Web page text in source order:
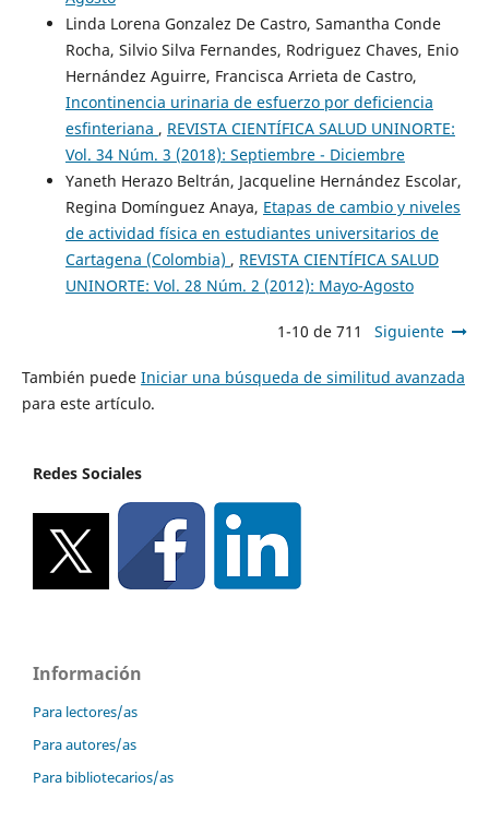
Linda Lorena Gonzalez De Castro, Samantha Conde
Rocha, Silvio Silva Fernandes, Rodriguez Chaves, Enio
Hernández Aguirre, Francisca Arrieta de Castro,
Incontinencia urinaria de esfuerzo por deficiencia
esfinteriana , REVISTA CIENTÍFICA SALUD UNINORTE:
Vol. 34 Núm. 3 (2018): Septiembre - Diciembre
Yaneth Herazo Beltrán, Jacqueline Hernández Escolar,
Regina Domínguez Anaya, Etapas de cambio y niveles
de actividad física en estudiantes universitarios de
Cartagena (Colombia) , REVISTA CIENTÍFICA SALUD
UNINORTE: Vol. 28 Núm. 2 (2012): Mayo-Agosto
1-10 de 711 Siguiente
También puede Iniciar una búsqueda de similitud avanzada
para este artículo.
Redes Sociales
Información
Para lectores/as
Para autores/as
Para bibliotecarios/as